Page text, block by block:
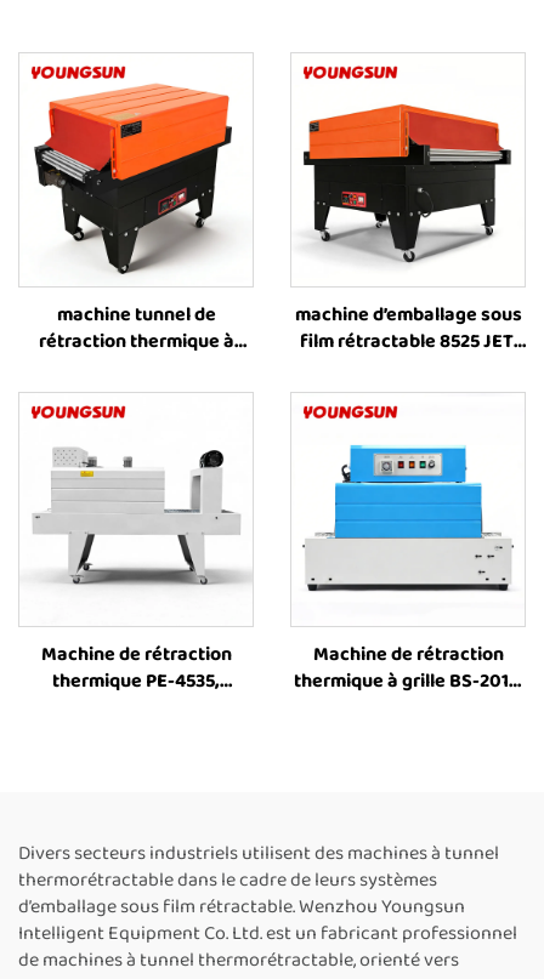
machine tunnel de
rétraction thermique à
d’emballage sous film
rétractable, machine
industrielle de rétraction
thermique pour manchons,
machine d’emballage sous
film plastique pour livres,
bouteilles et autres
produits
machine d’emballage sous
film rétractable 8525 JET,
film rétractable, machine
de rétraction thermique,
équipement d’emballage
sous film rétractable pour
caisses
Machine de rétraction
thermique PE-4535,
film PE, machine
d’emballage sous film
rétractable
Machine de rétraction
thermique à grille BS-2015,
d’emballage sous film
plastique rétractable pour
bouteilles
Divers secteurs industriels utilisent des machines à tunnel
thermorétractable dans le cadre de leurs systèmes
d’emballage sous film rétractable. Wenzhou Youngsun
Intelligent Equipment Co. Ltd. est un fabricant professionnel
de machines à tunnel thermorétractable, orienté vers